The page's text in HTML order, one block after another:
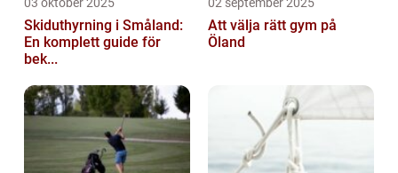
Skiduthyrning i Småland:
En komplett guide för
bek...
Att välja rätt gym på
Öland